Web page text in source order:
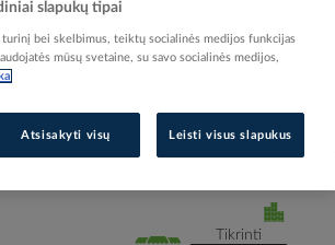
kodas
4011377051607
kodas
CD581BR
Prisijunkite, norėdami pamatyti kainas
Tikrinti
slapukų tipai
bei skelbimus, teiktų socialinės medijos funkcijas
mūsų svetaine, su savo socialinės medijos,
Atsisakyti visų Leisti visus slapukus